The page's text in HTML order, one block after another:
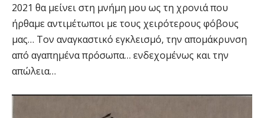
2021 θα μείνει στη μνήμη μου ως τη χρονιά που
ήρθαμε αντιμέτωποι με τους χειρότερους φόβους
μας… Τον αναγκαστικό εγκλεισμό, την απομάκρυνση
από αγαπημένα πρόσωπα… ενδεχομένως και την
απώλεια…